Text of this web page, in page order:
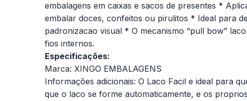
embalagens em caixas e sacos de presentes *
embalar doces, confeitos ou pirulitos * Ideal para
padronizacao visual * O mecanismo “pull bow”
fios internos.
Especificações:
Marca: XINGO EMBALAGENS
Informações adicionais: O Laco Facil e ideal para
que o laco se forme automaticamente, e os